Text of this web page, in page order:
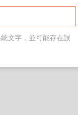
文字，並可能存在誤